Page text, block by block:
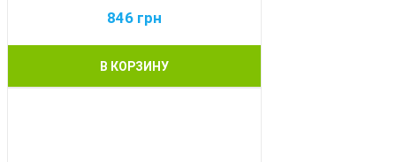
846 грн
В КОРЗИНУ